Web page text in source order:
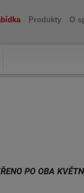
Produkty O
PO OBA